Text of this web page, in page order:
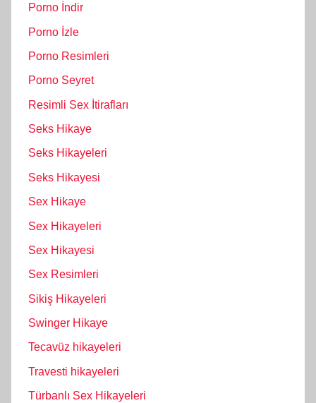
Porno İndir
Porno İzle
Porno Resimleri
Porno Seyret
Resimli Sex İtirafları
Seks Hikaye
Seks Hikayeleri
Seks Hikayesi
Sex Hikaye
Sex Hikayeleri
Sex Hikayesi
Sex Resimleri
Sikiş Hikayeleri
Swinger Hikaye
Tecavüz hikayeleri
Travesti hikayeleri
Türbanlı Sex Hikayeleri